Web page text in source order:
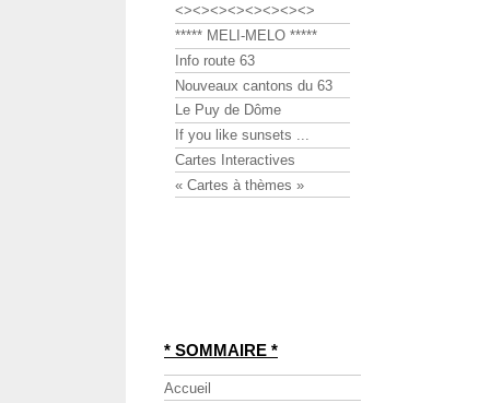
<><><><><><><><>
***** MELI-MELO *****
Info route 63
Nouveaux cantons du 63
Le Puy de Dôme
If you like sunsets ...
Cartes Interactives
« Cartes à thèmes »
* SOMMAIRE *
Accueil